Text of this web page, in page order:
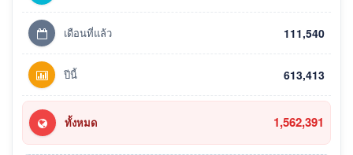
เดือนที่แล้ว 111,540
ปีนี้ 613,413
ทั้งหมด 1,562,391